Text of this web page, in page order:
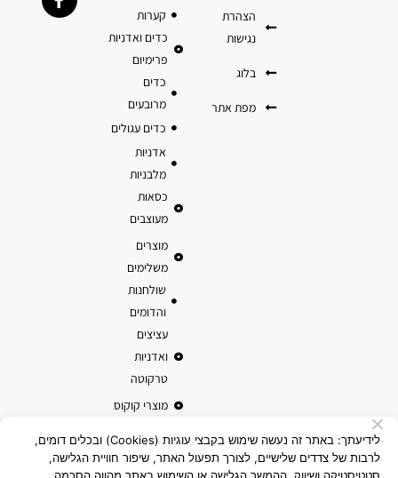
קערות
כדים ואדניות
פרימיום
כדים
מרובעים
כדים עגולים
אדניות
מלבניות
כסאות
מעוצבים
מוצרים
משלימים
שולחנות
והדומים
עציצים
ואדניות
טרקוטה
מוצרי קוקוס
הצהרת
נגישות
בלוג
מפת אתר
לידיעתך: באתר זה נעשה שימוש בקבצי עוגיות (Cookies) ובכלים דומים,
לרבות של צדדים שלישיים, לצורך תפעול האתר, שיפור חוויית הגלישה,